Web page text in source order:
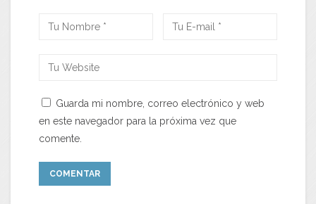
Guarda mi nombre, correo electrónico y web
en este navegador para la próxima vez que
comente.